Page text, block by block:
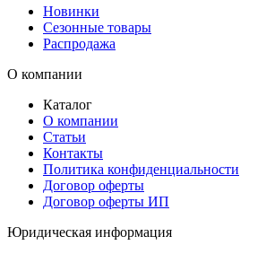
Новинки
Сезонные товары
Распродажа
О компании
Каталог
О компании
Статьи
Контакты
Политика конфиденциальности
Договор оферты
Договор оферты ИП
Юридическая информация